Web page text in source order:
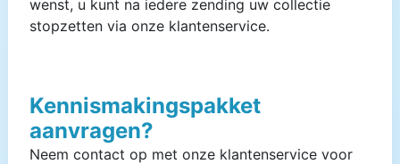
wenst, u kunt na iedere zending uw collectie
stopzetten via onze klantenservice.
Kennismakingspakket
aanvragen?
Neem contact op met onze klantenservice voor